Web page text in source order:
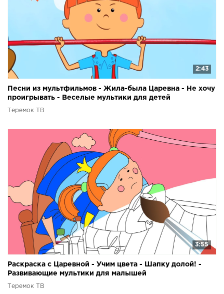
2:43
Песни из мультфильмов - Жила-была Царевна - Не хочу
проигрывать - Веселые мультики для детей
Теремок ТВ
3:55
Раскраска с Царевной - Учим цвета - Шапку долой! -
Развивающие мультики для малышей
Теремок ТВ